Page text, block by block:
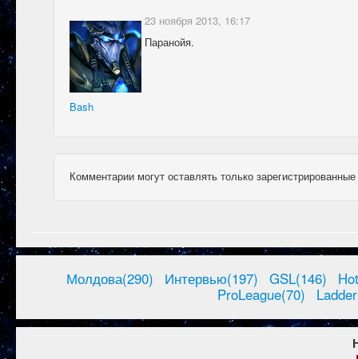
Bash
23 ноября 2013, 16:17
Паранойя.
Комментарии могут оставлять только
Молдова(290) Интервью(197) GSL(146)
ProLeague(70)